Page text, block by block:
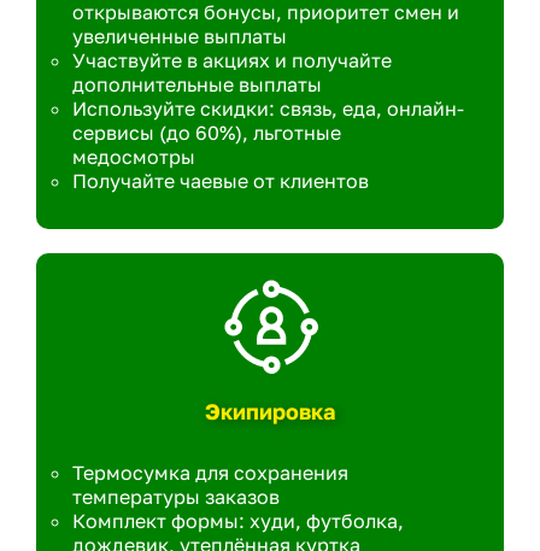
открываются бонусы, приоритет смен и
увеличенные выплаты
Участвуйте в акциях и получайте
дополнительные выплаты
Используйте скидки: связь, еда, онлайн-
сервисы (до 60%), льготные
медосмотры
Получайте чаевые от клиентов
Экипировка
Термосумка для сохранения
температуры заказов
Комплект формы: худи, футболка,
дождевик, утеплённая куртка